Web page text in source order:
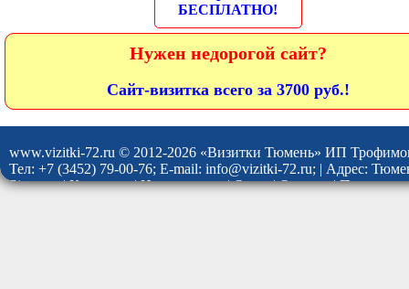
БЕСПЛАТНО!
Нужен недорогой сайт?
Сайт-визитка всего за 3700 руб.!
www.vizitki-72.ru © 2012-2026 «Визитки Тюмень» ИП
Тел: +7 (3452) 79-00-76; E-mail: info@vizitki-72.ru; | Адрес:
Site map|Контакты|Наши услуги|О нас|Отзывы|Политика